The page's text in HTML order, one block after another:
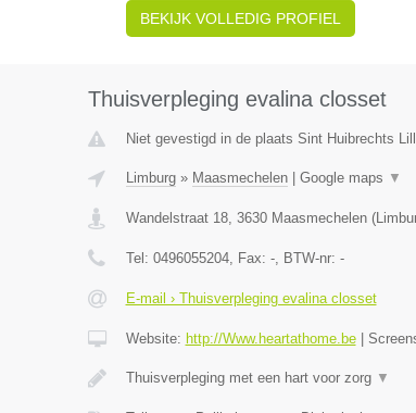
BEKIJK VOLLEDIG PROFIEL
Thuisverpleging evalina closset
Niet gevestigd in de plaats Sint Huibrechts
Limburg» Maasmechelen| Google maps ▼
Wandelstraat 18, 3630 Maasmechelen(
Tel: 0496055204, Fax: -, BTW-nr: -
E-mail › Thuisverpleging evalina closset
Website: http://Www.heartathome.be|
Thuisverpleging met een hart voor zorg ▼